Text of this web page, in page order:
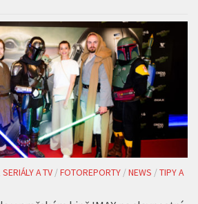
SERIÁLY A TV FOTOREPORTY/ NEWS /TIPY A
v pražském kině IMAX na slavnostní
a Grogu